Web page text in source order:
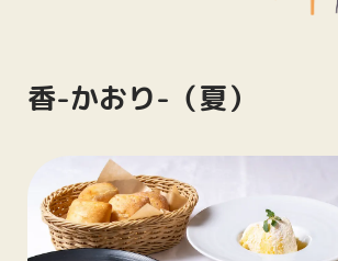
ガーリックハーブオイルにて
八ヶ岳牛乳と玉蜀黍の冷製ポタ
コンソメのジュレを浮かべて
香-かおり-（夏）